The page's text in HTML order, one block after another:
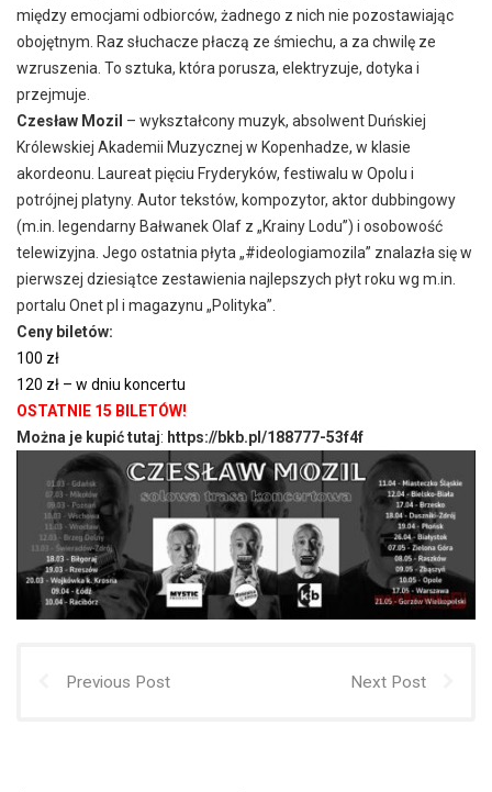
między emocjami odbiorców, żadnego z nich nie pozostawiając
obojętnym. Raz słuchacze płaczą ze śmiechu, a za chwilę ze
wzruszenia. To sztuka, która porusza, elektryzuje, dotyka i
przejmuje.
Czesław Mozil – wykształcony muzyk, absolwent Duńskiej
Królewskiej Akademii Muzycznej w Kopenhadze, w klasie
akordeonu. Laureat pięciu Fryderyków, festiwalu w Opolu i
potrójnej platyny. Autor tekstów, kompozytor, aktor dubbingowy
(m.in. legendarny Bałwanek Olaf z „Krainy Lodu”) i osobowość
telewizyjna. Jego ostatnia płyta „#ideologiamozila” znalazła się w
pierwszej dziesiątce zestawienia najlepszych płyt roku wg m.in.
portalu Onet pl i magazynu „Polityka”.
Ceny biletów:
100 zł
120 zł – w dniu koncertu
OSTATNIE 15 BILETÓW!
Można je kupić tutaj: https://bkb.pl/188777-53f4f
Previous Post Next Post